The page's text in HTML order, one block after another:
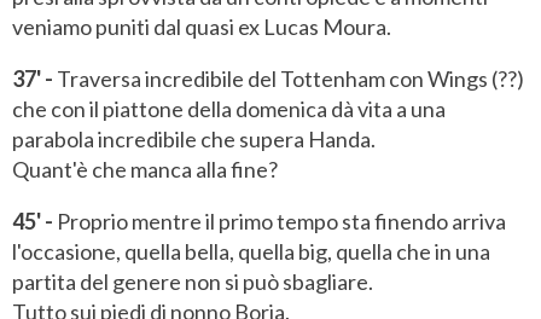
veniamo puniti dal quasi ex Lucas Moura.
37' - Traversa incredibile del Tottenham con Wings (??)
che con il piattone della domenica dà vita a una
parabola incredibile che supera Handa.
Quant'è che manca alla fine?
45' - Proprio mentre il primo tempo sta finendo arriva
l'occasione, quella bella, quella big, quella che in una
partita del genere non si può sbagliare.
Tutto sui piedi di nonno Borja.